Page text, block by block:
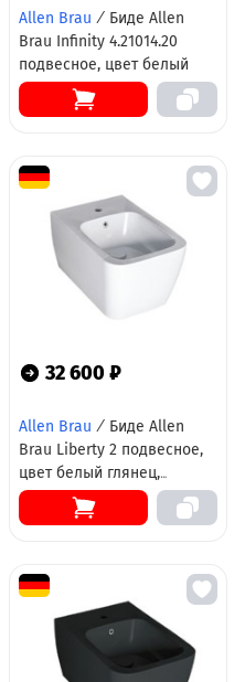
Allen Brau / Биде Allen
Brau Infinity 4.21014.20
подвесное, цвет белый
32 600 ₽
Allen Brau / Биде Allen
Brau Liberty 2 подвесное,
цвет белый глянец,
4.33010.20